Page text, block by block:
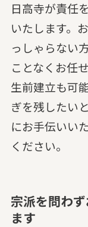
日高寺が責任
いたします。
っしゃらない
ことなくお任
生前建立も可
ぎを残したい
にお手伝いい
ください。
宗派を問わ
ます